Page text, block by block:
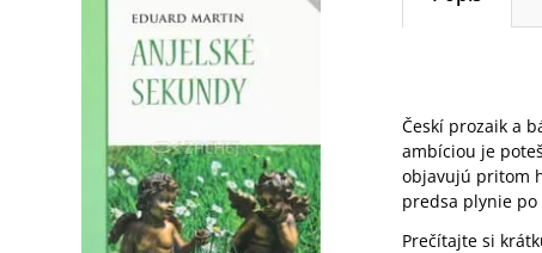
Českí prozaik a
ambíciou je
objavujú pritom
predsa plynie
Prečítajte si